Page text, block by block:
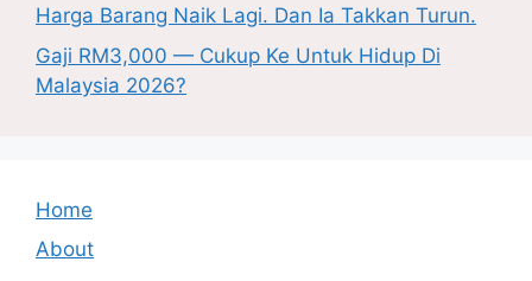
Harga Barang Naik Lagi. Dan Ia Takkan Turun.
Gaji RM3,000 — Cukup Ke Untuk Hidup Di
Malaysia 2026?
Home
About